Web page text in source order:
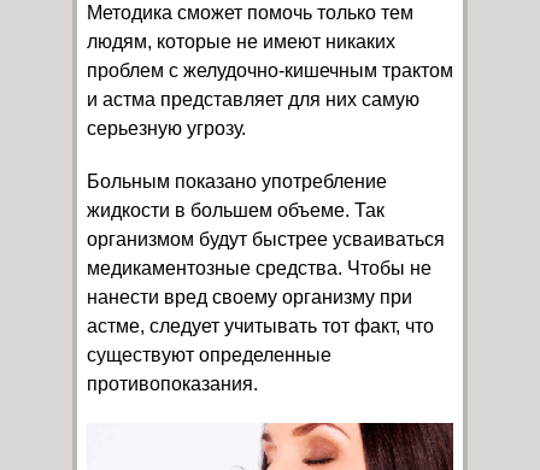
Методика сможет помочь только тем
людям, которые не имеют никаких
проблем с желудочно-кишечным трактом
и астма представляет для них самую
серьезную угрозу.
Больным показано употребление
жидкости в большем объеме. Так
организмом будут быстрее усваиваться
медикаментозные средства. Чтобы не
нанести вред своему организму при
астме, следует учитывать тот факт, что
существуют определенные
противопоказания.